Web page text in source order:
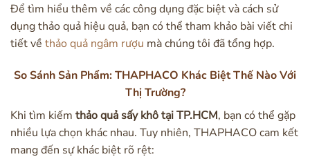
Để tìm hiểu thêm về các công dụng đặc biệt và cách sử
dụng thảo quả hiệu quả, bạn có thể tham khảo bài viết chi
tiết về thảo quả ngâm rượu mà chúng tôi đã tổng hợp.
So Sánh Sản Phẩm: THAPHACO Khác Biệt Thế Nào Với
Thị Trường?
Khi tìm kiếm thảo quả sấy khô tại TP.HCM, bạn có thể gặp
nhiều lựa chọn khác nhau. Tuy nhiên, THAPHACO cam kết
mang đến sự khác biệt rõ rệt: